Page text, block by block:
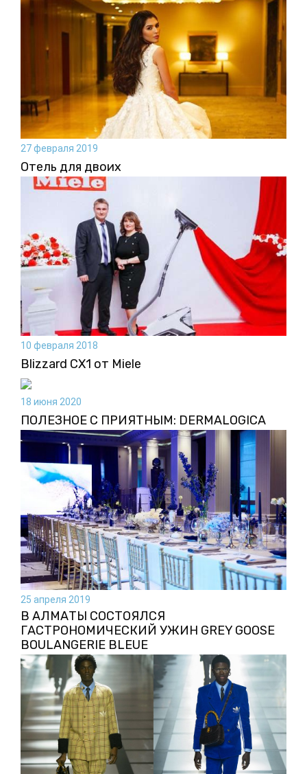
27 февраля 2019
Отель для двоих
10 февраля 2018
Blizzard CX1 от Miele
18 июня 2020
ПОЛЕЗНОЕ С ПРИЯТНЫМ: DERMALOGICA
25 апреля 2019
В АЛМАТЫ СОСТОЯЛСЯ
ГАСТРОНОМИЧЕСКИЙ УЖИН GREY GOOSE
BOULANGERIE BLEUE